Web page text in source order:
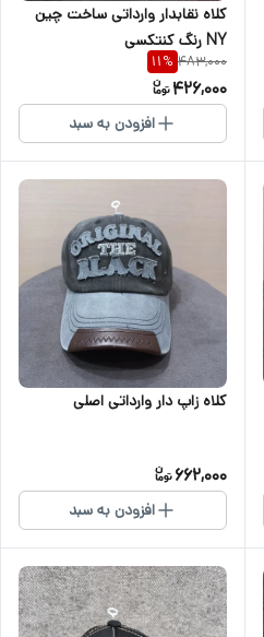
کلاه نقابدار وارداتی ساخت چین
NY رنگ کنتکسی
483,000
11%
426,000
افزودن به سبد
کلاه زاپ دار وارداتی اصلی
662,000
افزودن به سبد